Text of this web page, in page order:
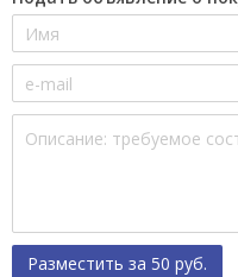
Разместить за 50 руб.